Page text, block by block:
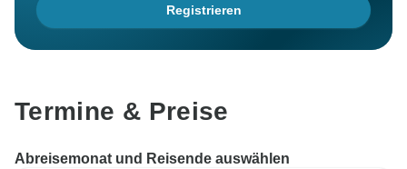
Registrieren
Termine & Preise
Abreisemonat und Reisende auswählen